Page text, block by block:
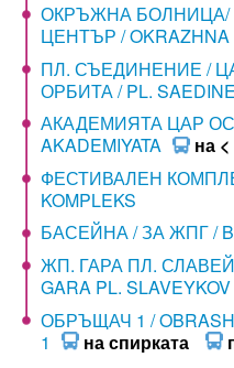
ОКРЪЖНА БОЛНИЦА/
ЦЕНТЪР / OKRAZHNA
ПЛ. СЪЕДИНЕНИЕ /
ОРБИТА / PL.
АКАДЕМИЯТА ЦАР
AKADEMIYATA
на
ФЕСТИВАЛЕН
KOMPLEKS
БАСЕЙНА / ЗА ЖПГ /
ЖП. ГАРА ПЛ.
GARA PL. SLAVEYKOV
ОБРЪЩАЧ 1 /
1
на спирката